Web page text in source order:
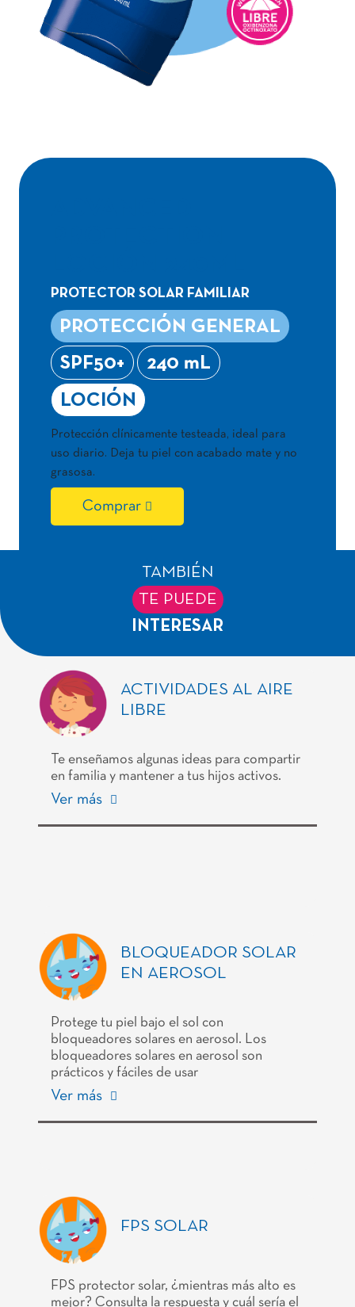
PROTECTOR SOLAR FAMILIAR
PROTECCIÓN GENERAL
SPF50+
240 mL
LOCIÓN
Protección clínicamente testeada, ideal para
uso diario. Deja tu piel con acabado mate y no
grasosa.
Comprar
TAMBIÉN
TE PUEDE
INTERESAR
ACTIVIDADES AL AIRE
LIBRE
Te enseñamos algunas ideas para compartir
en familia y mantener a tus hijos activos.
Ver más
BLOQUEADOR SOLAR
EN AEROSOL
Protege tu piel bajo el sol con
bloqueadores solares en aerosol. Los
bloqueadores solares en aerosol son
prácticos y fáciles de usar
Ver más
FPS SOLAR
FPS protector solar, ¿mientras más alto es
mejor? Consulta la respuesta y cuál sería el